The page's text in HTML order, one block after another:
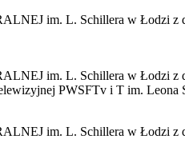
im. L. Schillera w Łodzi z
im. L. Schillera w Łodzi z
PWSFTv i T im. Leona
im. L. Schillera w Łodzi z